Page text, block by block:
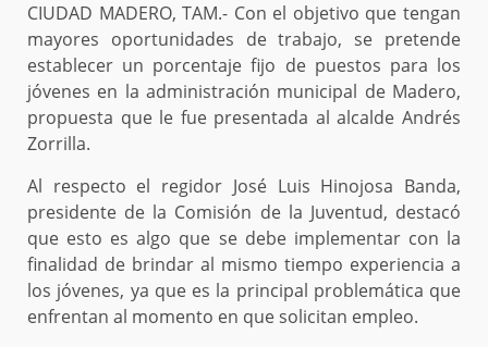
CIUDAD MADERO, TAM.- Con el objetivo que tengan
mayores oportunidades de trabajo, se pretende
establecer un porcentaje fijo de puestos para los
jóvenes en la administración municipal de Madero,
propuesta que le fue presentada al alcalde Andrés
Zorrilla.
Al respecto el regidor José Luis Hinojosa Banda,
presidente de la Comisión de la Juventud, destacó
que esto es algo que se debe implementar con la
finalidad de brindar al mismo tiempo experiencia a
los jóvenes, ya que es la principal problemática que
enfrentan al momento en que solicitan empleo.